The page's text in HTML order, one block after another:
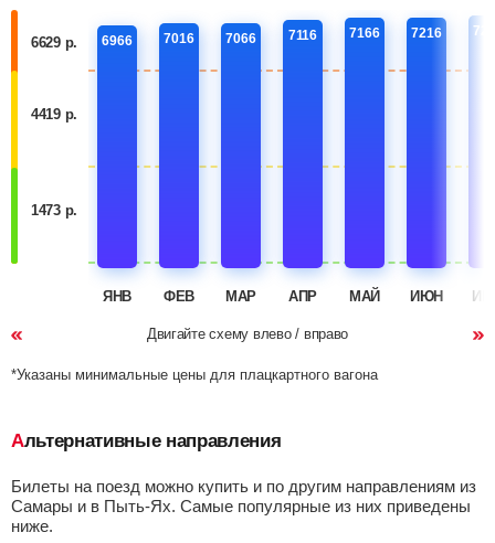
6629 р.
4419 р.
1473 р.
6966
ЯНВ
7016
ФЕВ
7066
МАР
7116
АПР
7166
МАЙ
7216
ИЮН
Двигайте схему влево / вправо
*Указаны минимальные цены для плацкартного вагона
Альтернативные направления
Билеты на поезд можно купить и по другим направлениям из
Самары и в Пыть-Ях. Самые популярные из них приведены
ниже.